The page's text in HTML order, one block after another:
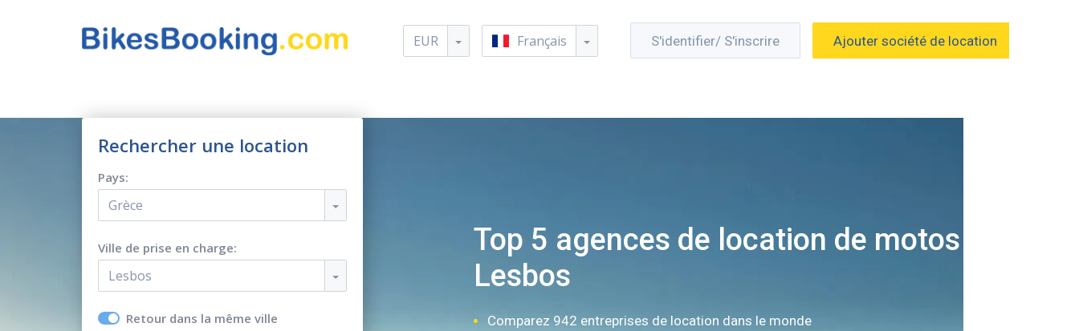
EUR Français S'identifier/ S'inscrire Ajouter société de location
Rechercher une location
Pays:
Grèce
Ville de prise en charge:
Lesbos
Retour dans la même ville
Top 5 agences de location de motos à
Lesbos
Comparez 942 entreprises de location dans le monde